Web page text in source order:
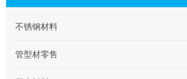
不锈钢材料
管型材零售